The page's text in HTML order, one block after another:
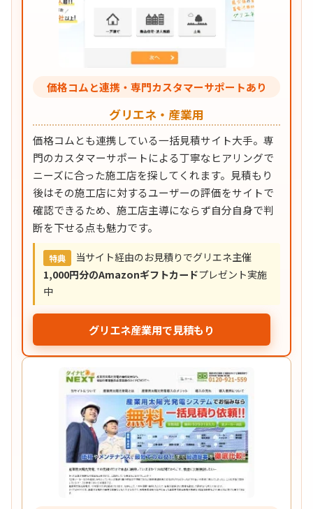
価格コムと連携・専門カスタマーサポートあり
グリエネ・産業用
価格コムとも連携している一括見積サイト大手。専
門のカスタマーサポートによる丁寧なヒアリングで
ニーズに合った施工店を探してくれます。見積もり
後はその施工店に対するユーザーの評価をサイトで
確認できるため、施工店主導にならず自分自身で判
断を下せる点も魅力です。
特典
当サイト経由のお見積りでグリエネ主催
1,000円分のAmazonギフトカードプレゼント実施
中
グリエネ産業用で見積もり